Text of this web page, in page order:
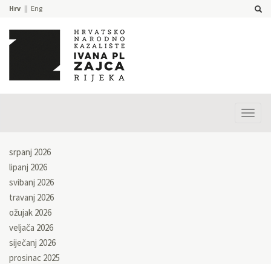
Hrv Eng
srpanj 2026
lipanj 2026
svibanj 2026
travanj 2026
ožujak 2026
veljača 2026
siječanj 2026
prosinac 2025